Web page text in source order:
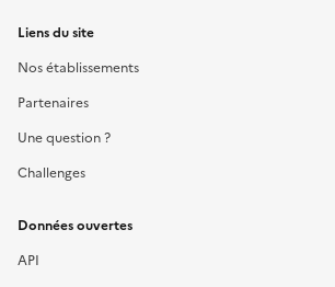
Liens du site
Nos établissements
Partenaires
Une question ?
Challenges
Données ouvertes
API